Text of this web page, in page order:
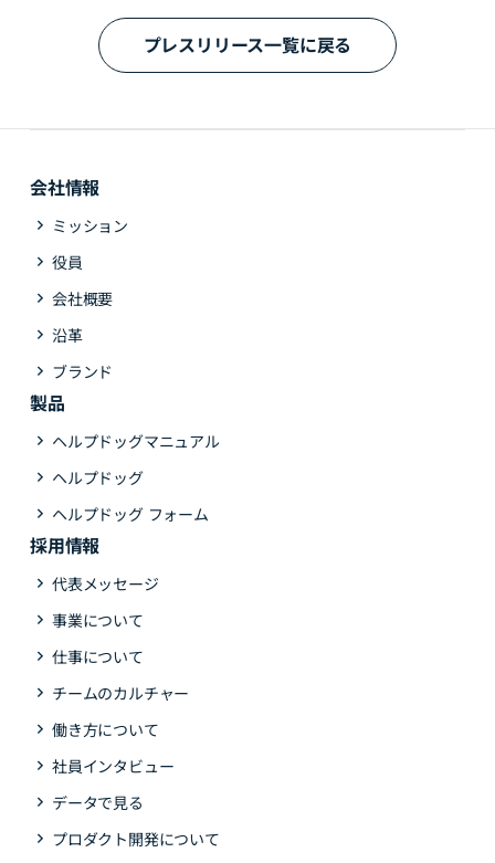
プレスリリース一覧に戻る
会社情報
ミッション
役員
会社概要
沿革
ブランド
製品
ヘルプドッグマニュアル
ヘルプドッグ
ヘルプドッグ フォーム
採用情報
代表メッセージ
事業について
仕事について
チームのカルチャー
働き方について
社員インタビュー
データで見る
プロダクト開発について